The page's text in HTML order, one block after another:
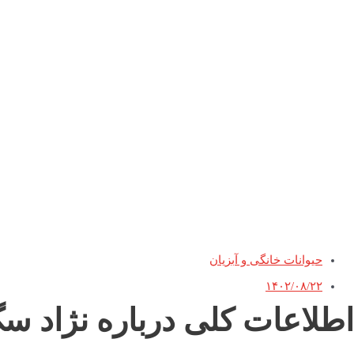
حیوانات خانگی و آبزیان
۱۴۰۲/۰۸/۲۲
اطلاعات کلی درباره